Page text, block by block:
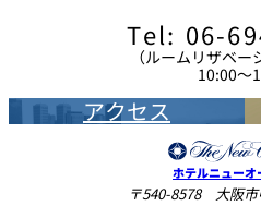
Tel: 06-
（ルームリザベー
10:00～
アクセス
ホテルニューオ
〒540-8578 大阪市